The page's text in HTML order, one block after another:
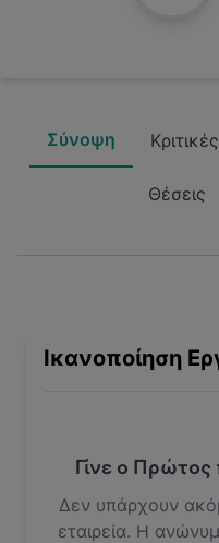
Σύνοψη Κριτικές
Θέσεις
Ικανοποίηση
Γίνε ο Πρώτος
Δεν υπάρχουν
εταιρεία. Η